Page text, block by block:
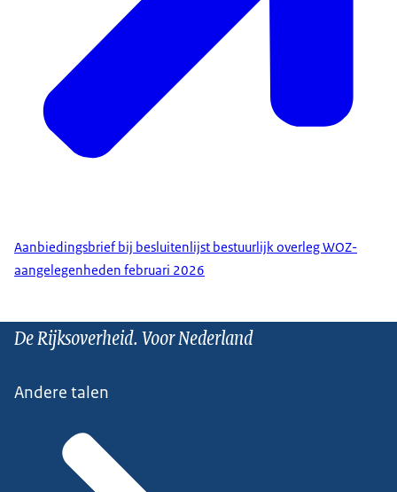
Aanbiedingsbrief bij besluitenlijst bestuurlijk overleg WOZ-
aangelegenheden februari 2026
De Rijksoverheid. Voor Nederland
Andere talen